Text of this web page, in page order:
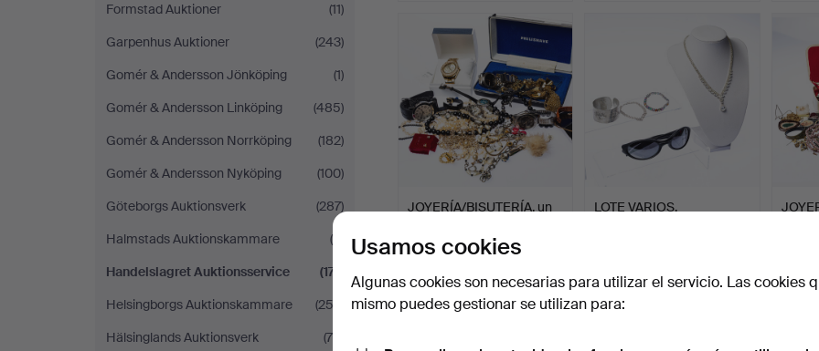
Formstad Auktioner
(11)
Garpenhus Auktioner
(243)
Gomér & Andersson Jönköping
(1)
Gomér & Andersson Linköping
(485)
Gomér & Andersson Norrköping
(182)
Gomér & Andersson Nyköping
(100)
Göteborgs Auktionsverk
(287)
Halmstads Auktionskammare
(4)
Handelslagret Auktionsservice
(171)
Helsingborgs Auktionskammare
(253)
Hälsinglands Auktionsverk
(78)
JOYERÍA/BISUTERÍA, un
Subastado 10 abr 2026
74 USD
LOTE VARIOS,
37 USD 338
Usamos cookies
Algunas cookies son necesarias para utilizar el servicio. Las cookies
mismo puedes gestionar se utilizan para: